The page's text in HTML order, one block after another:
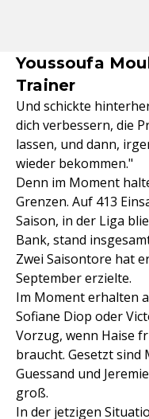
Youssoufa
Trainer
Und schickte
dich verbessern, die
lassen, und dann,
wieder bekommen."
Denn im Moment
Grenzen. Auf 413
Saison, in der Liga
Bank, stand
Zwei Saisontore hat
September erzielte.
Im Moment erhalten
Sofiane Diop oder
Vorzug, wenn Haise
braucht. Gesetzt sind
Guessand und
groß.
In der jetzigen